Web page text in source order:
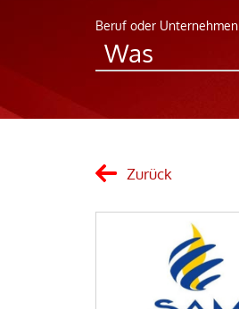
Beruf oder Unternehmen
Zurück